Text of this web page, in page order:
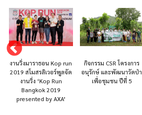
กิจกรรม CSR โครงการ
อนุรักษ์ และพัฒนาวัดป่า
เพื่อชุมชน ปีที่ 5
กิจกรรม “Smile Arabiki
Smile Meal” ไส้กรอกอะ
ระบิกิ ตรา NH Foods กับ